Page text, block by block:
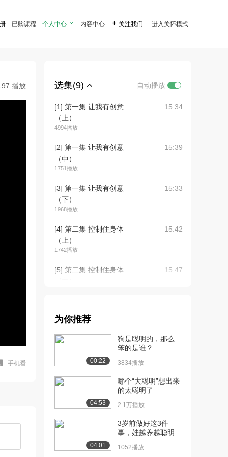
已购课程 个人中心  内容中心  关注我们 进入关怀模式
播放
手机看
选集(9) 自动播放
[1] 第一集 让我有创意
（上）
4994播放
15:34
[2] 第一集 让我有创意
（中）
1751播放
15:39
[3] 第一集 让我有创意
（下）
1968播放
15:33
[4] 第二集 控制住身体
（上）
1742播放
15:42
[5] 第二集 控制住身体
15:47
（下）
[7] 第三集 让我更聪明
[8] 第三集 让我更聪明
[9] 第三集 让我更聪明
15:43
为你推荐
00:22
狗是聪明的，那么
笨的是谁？
3834播放
04:53
哪个“大聪明”想出来
的太聪明了
2.1万播放
04:01
3岁前做好这3件
事，娃越养越聪明
1052播放